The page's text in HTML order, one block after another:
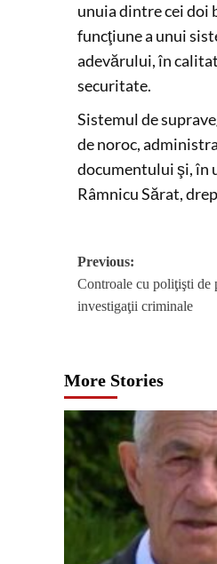
unuia dintre cei doi
funcţiune a unui
adevărului, în
securitate.
Sistemul de
de noroc,
documentului şi, în
Râmnicu Sărat,
Post
navigation
Previous:
Controale cu poliţişti de
investigaţii criminale
More Stories